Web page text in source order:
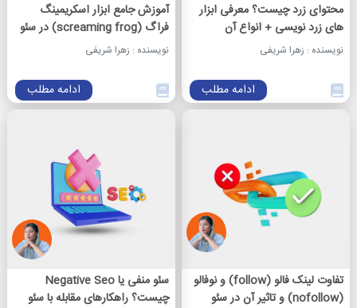
محتوای زرد چیست؟ معرفی ابزار
های زرد نویسی + انواع آن
نویسنده : زهرا شریفی
ادامه مطلب
آموزش جامع ابزار اسکریمینگ
فراگ (screaming frog) در سئو
نویسنده : زهرا شریفی
ادامه مطلب
تفاوت لینک‌ فالو (follow) و نوفالو
(nofollow) و تاثیر آن در سئو
سئو منفی یا Negative Seo
چیست؟ راهکارهای مقابله با سئو